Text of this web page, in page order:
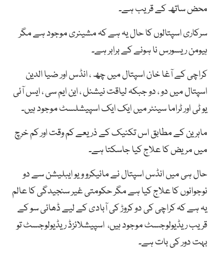
محض ساتھ کے قریب ہے۔
سرکاری اسپتالوں کا حال یہ ہے کہ مشینری موجود ہے مگر
ہیومن ریسورس نا ہونے کے برابر ہے۔
کراچی کے آغا خان اسپتال میں چھ ، انڈس اور ضیا الدین
اسپتال میں دو ، دو جبکہ لیاقت نیشنل ، این ایم سی ، ایس آئی
یو ٹی اور ٹراما سینٹر میں ایک ایک اسپیشلسٹ موجود ہیں۔
ماہرین کے مطابق اس تکنیک کے ذریعے کم وقت اور کم خرچ
میں مریض کا علاج کیا جاسکتا ہے۔
حال ہی میں انڈس اسپتال نے مائیکرو ویو ایبلیشن سے دو
نوجوانوں کا علاج کیا ہے مگر حکومتی غیر سنجیدگی کا عالم
یہ ہے کہ کراچی کی دو کروڑ کی آبادی کے لیے ڈھائی سو کے
قریب ریڈیولوجسٹ موجود ہیں، اسپیشلائزڈ ریڈیولوجسٹ تو
بہت دور کی بات ہے۔